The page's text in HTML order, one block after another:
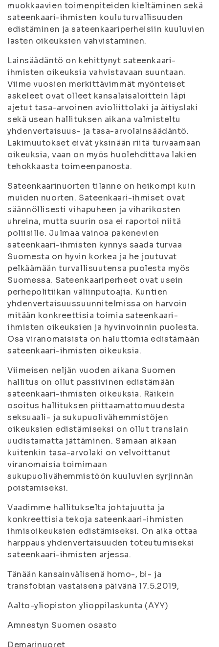
muokkaavien toimenpiteiden kieltäminen sekä
sateenkaari-ihmisten kouluturvallisuuden
edistäminen ja sateenkaariperheisiin kuuluvien
lasten oikeuksien vahvistaminen.
Lainsäädäntö on kehittynyt sateenkaari-
ihmisten oikeuksia vahvistavaan suuntaan.
Viime vuosien merkittävimmät myönteiset
askeleet ovat olleet kansalaisaloittein läpi
ajetut tasa-arvoinen avioliittolaki ja äitiyslaki
sekä usean hallituksen aikana valmisteltu
yhdenvertaisuus- ja tasa-arvolainsäädäntö.
Lakimuutokset eivät yksinään riitä turvaamaan
oikeuksia, vaan on myös huolehdittava lakien
tehokkaasta toimeenpanosta.
Sateenkaarinuorten tilanne on heikompi kuin
muiden nuorten. Sateenkaari-ihmiset ovat
säännöllisesti vihapuheen ja viharikosten
uhreina, mutta suurin osa ei raportoi niitä
poliisille. Julmaa vainoa pakenevien
sateenkaari-ihmisten kynnys saada turvaa
Suomesta on hyvin korkea ja he joutuvat
pelkäämään turvallisuutensa puolesta myös
Suomessa. Sateenkaariperheet ovat usein
perhepolitiikan väliinputoajia. Kuntien
yhdenvertaisuussuunnitelmissa on harvoin
mitään konkreettisia toimia sateenkaari-
ihmisten oikeuksien ja hyvinvoinnin puolesta.
Osa viranomaisista on haluttomia edistämään
sateenkaari-ihmisten oikeuksia.
Viimeisen neljän vuoden aikana Suomen
hallitus on ollut passiivinen edistämään
sateenkaari-ihmisten oikeuksia. Räikein
osoitus hallituksen piittaamattomuudesta
seksuaali- ja sukupuolivähemmistöjen
oikeuksien edistämiseksi on ollut translain
uudistamatta jättäminen. Samaan aikaan
kuitenkin tasa-arvolaki on velvoittanut
viranomaisia toimimaan
sukupuolivähemmistöön kuuluvien syrjinnän
poistamiseksi.
Vaadimme hallitukselta johtajuutta ja
konkreettisia tekoja sateenkaari-ihmisten
ihmisoikeuksien edistämiseksi. On aika ottaa
harppaus yhdenvertaisuuden toteutumiseksi
sateenkaari-ihmisten arjessa.
Tänään kansainvälisenä homo-, bi- ja
transfobian vastaisena päivänä 17.5.2019,
Aalto-yliopiston ylioppilaskunta (AYY)
Amnestyn Suomen osasto
Demarinuoret